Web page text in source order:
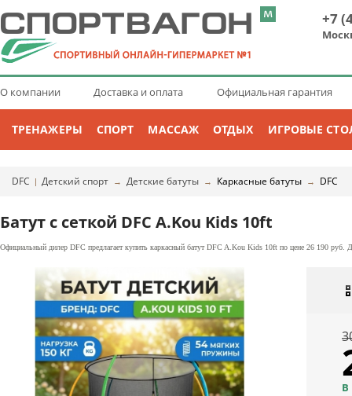
+7
О компании Доставка и оплата Официальная гарантия
ТРЕНАЖЕРЫ СПОРТ МАССАЖ ОТДЫХ ИГРОВЫЕ
DFC | Детский спорт → Детские батуты → Каркасные батуты → DFC
Батут с сеткой DFC A.Kou Kids 10ft
Официальный дилер DFC предлагает купить каркасный батут DFC A.Kou Kids 10ft по цене 26 190 руб.